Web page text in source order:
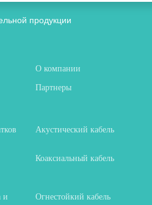
продукции
О компании
Партнеры
Акустический кабель
Коаксиальный кабель
и
Огнестойкий кабель